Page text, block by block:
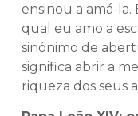
ensinou a amá-
qual eu amo a
sinónimo de
significa abrir a
riqueza dos seus